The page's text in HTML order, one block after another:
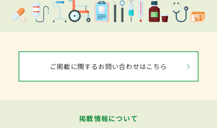
ご掲載に関するお問い合わせはこちら
掲載情報について